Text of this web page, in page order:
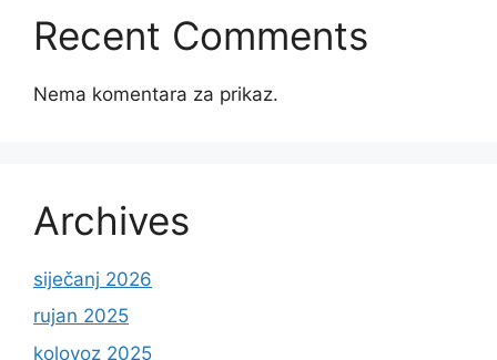
Recent Comments
Nema komentara za prikaz.
Archives
siječanj 2026
rujan 2025
kolovoz 2025